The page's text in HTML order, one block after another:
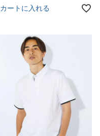
カートに入れる